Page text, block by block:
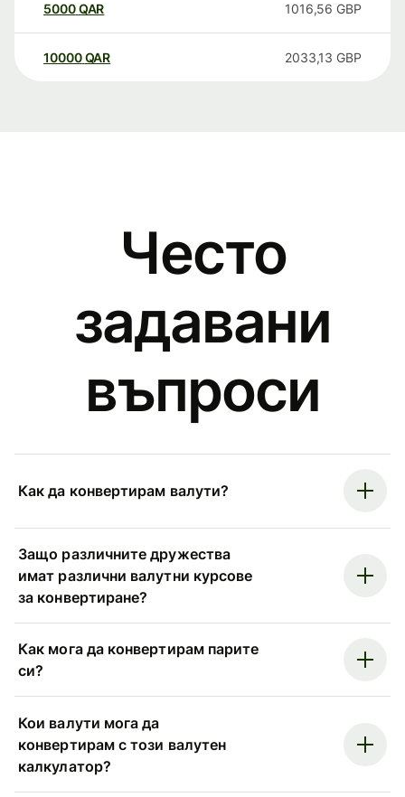
5000QAR 1016,56 GBP
10000 QAR 2033,13 GBP
Често
задавани
въпроси
Как да конвертирам валути?
Защо различните дружества
имат различни валутни курсове
за конвертиране?
Как мога да конвертирам парите
си?
Кои валути мога да
конвертирам с този валутен
калкулатор?